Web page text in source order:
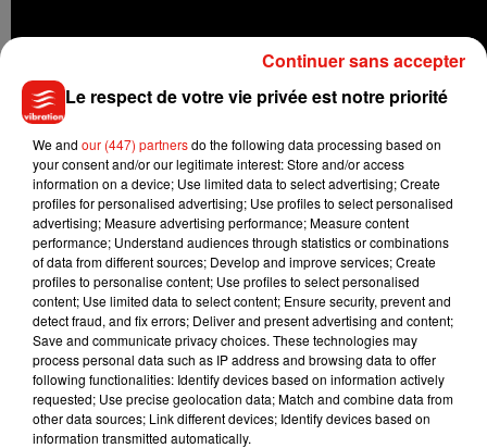
Musique
7 août 2026
Julien Lieb s’essaye à la vie de chatelain
dans son nouveau clip
Le respect de votre vie privée est notre priorité
We and our (447) partnersdo the following data processing based on
your consent and/or our legitimate interest: Store and/or access
information on a device; Use limited data to select advertising; Create
profiles for personalised advertising; Use profiles to select personalised
advertising; Measure advertising performance; Measure content
performance; Understand audiences through statistics or combinations
of data from different sources; Develop and improve services; Create
profiles to personalise content; Use profiles to select personalised
content; Use limited data to select content; Ensure security, prevent and
detect fraud, and fix errors; Deliver and present advertising and content;
Save and communicate privacy choices. These technologies may
process personal data such as IP address and browsing data to offer
following functionalities: Identify devices based on information actively
requested; Use precise geolocation data; Match and combine data from
other data sources; Link different devices; Identify devices based on
information transmitted automatically.
Continuer sans accepter